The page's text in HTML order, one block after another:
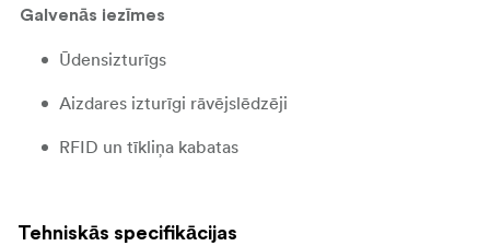
Galvenās iezīmes
Ūdensizturīgs
Aizdares izturīgi rāvējslēdzēji
RFID un tīkliņa kabatas
RFID droša kabata siksnas aizmugurē nodrošina drošību
Tehniskās specifikācijas